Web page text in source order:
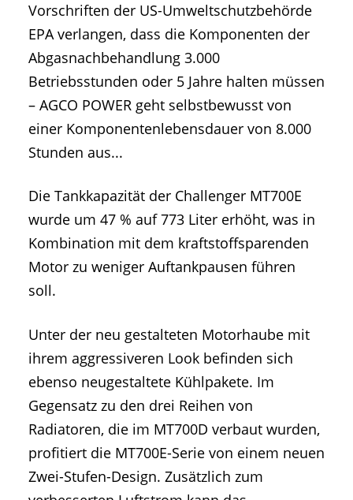
Vorschriften der US-Umweltschutzbehörde
EPA verlangen, dass die Komponenten der
Abgasnachbehandlung 3.000
Betriebsstunden oder 5 Jahre halten müssen
– AGCO POWER geht selbstbewusst von
einer Komponentenlebensdauer von 8.000
Stunden aus...
Die Tankkapazität der Challenger MT700E
wurde um 47 % auf 773 Liter erhöht, was in
Kombination mit dem kraftstoffsparenden
Motor zu weniger Auftankpausen führen
soll.
Unter der neu gestalteten Motorhaube mit
ihrem aggressiveren Look befinden sich
ebenso neugestaltete Kühlpakete. Im
Gegensatz zu den drei Reihen von
Radiatoren, die im MT700D verbaut wurden,
profitiert die MT700E-Serie von einem neuen
Zwei-Stufen-Design. Zusätzlich zum